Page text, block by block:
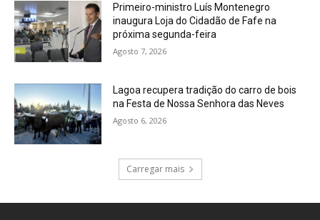
Primeiro-ministro Luís Montenegro
inaugura Loja do Cidadão de Fafe na
próxima segunda-feira
Agosto 7, 2026
Lagoa recupera tradição do carro de bois
na Festa de Nossa Senhora das Neves
Agosto 6, 2026
Carregar mais